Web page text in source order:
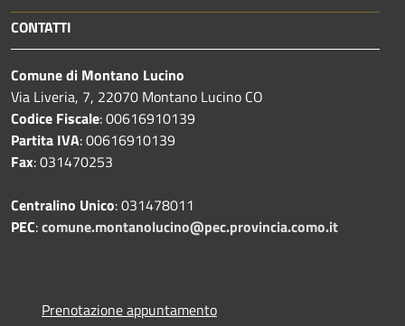
CONTATTI
Comune di Montano Lucino
Via Liveria, 7, 22070 Montano Lucino CO
Codice Fiscale: 00616910139
Partita IVA: 00616910139
Fax: 031470253
Centralino Unico: 031478011
PEC:comune.montanolucino@pec.provincia.como.it
Prenotazione appuntamento